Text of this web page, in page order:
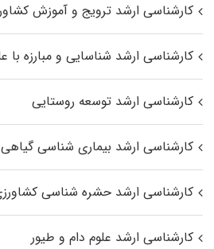
کارشناسی ارشد ترویج و آموزش
کارشناسی ارشد شناسایی و مبارزه با
کارشناسی ارشد توسعه روستایی
کارشناسی ارشد بیماری‌ شناسی گیاهی
کارشناسی ارشد حشره‌ شناسی
کارشناسی ارشد علوم دام و طیور